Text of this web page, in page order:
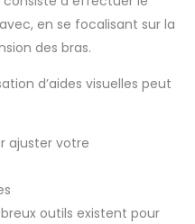
en se focalisant sur la
des bras.
d’aides visuelles peut
ajuster votre
outils existent pour